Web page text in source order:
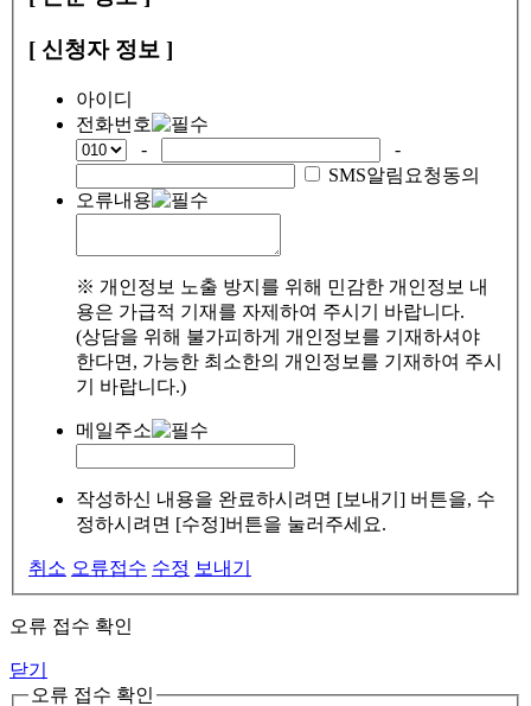
[ 신청자 정보 ]
아이디
전화번호
-
-
SMS알림요청동의
오류내용
※ 개인정보 노출 방지를 위해 민감한 개인정보 내
용은 가급적 기재를 자제하여 주시기 바랍니다.
(상담을 위해 불가피하게 개인정보를 기재하셔야
한다면, 가능한 최소한의 개인정보를 기재하여 주시
기 바랍니다.)
메일주소
작성하신 내용을 완료하시려면 [보내기] 버튼을, 수
정하시려면 [수정]버튼을 눌러주세요.
취소 오류접수 수정 보내기
오류 접수 확인
닫기
오류 접수 확인